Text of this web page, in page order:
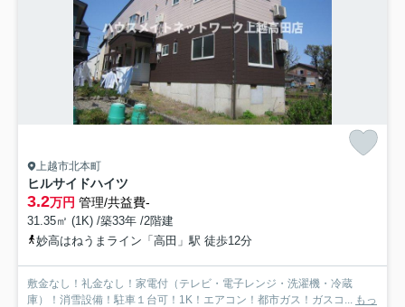
上越市北本町
ヒルサイドハイツ
3.2万円 管理/共益費-
31.35㎡ (1K) /築33年 /2階建
妙高はねうまライン「高田」駅 徒歩12分
敷金なし！礼金なし！家電付（テレビ・電子レンジ・洗濯機・冷蔵
庫）！消雪設備！駐車１台可！1K！エアコン！都市ガス！ガスコ...
もっ